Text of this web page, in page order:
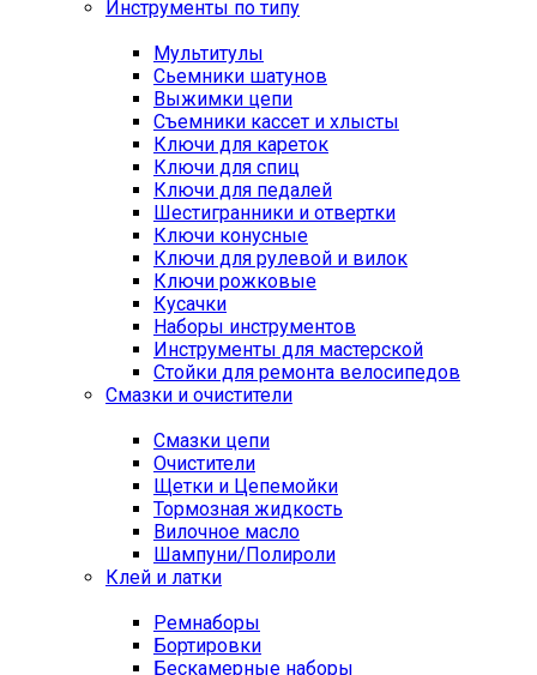
Инструменты по типу
Мультитулы
Сьемники шатунов
Выжимки цепи
Съемники кассет и хлысты
Ключи для кареток
Ключи для спиц
Ключи для педалей
Шестигранники и отвертки
Ключи конусные
Ключи для рулевой и вилок
Ключи рожковые
Кусачки
Наборы инструментов
Инструменты для мастерской
Стойки для ремонта велосипедов
Смазки и очистители
Смазки цепи
Очистители
Щетки и Цепемойки
Тормозная жидкость
Вилочное масло
Шампуни/Полироли
Клей и латки
Ремнаборы
Бортировки
Бескамерные наборы